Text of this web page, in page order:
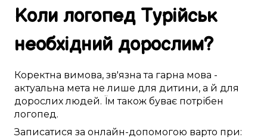
Коли логопед Турійськ
необхідний дорослим?
Коректна вимова, зв'язна та гарна мова -
актуальна мета не лише для дитини, а й для
дорослихлюдей. Їмтакож буває потрібен
логопед.
Записатися за онлайн-допомогою варто при: